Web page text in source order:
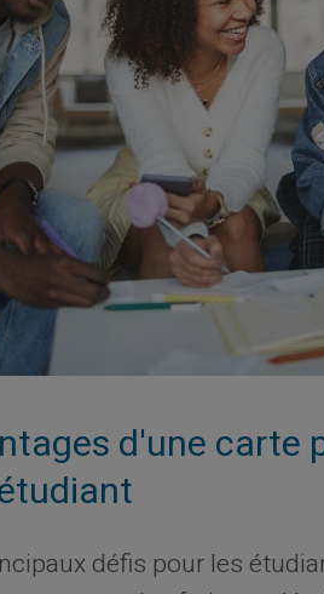
d'une carte
défis pour les